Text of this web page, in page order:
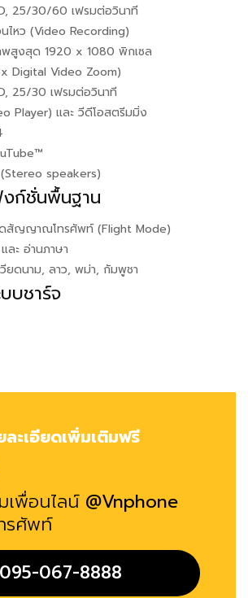
25/30/60 เฟรมต่อวินาที
ไหว (Video Recording)
พสูงสุด 1920 x 1080 พิกเซล
Digital Video Zoom)
25/30 เฟรมต่อวินาที
Player) และ วีดีโอสตรีมมิ่ง
(Stereo speakers)
งก์ชั่นพื้นฐาน
ดสัญญาณโทรศัพท์ (Flight Mode)
ละ อ่านภาษา
ยดนาม, ลาว, พม่า, กัมพูชา
บชาร์จ
ละเอียดเพิ่มเติมฟรี
เพื่อนไลน์ @Vnphone
รศัพท์
095-067-8888